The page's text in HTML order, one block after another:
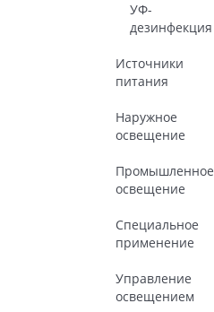
УФ-
дезинфекция
Источники
питания
Наружное
освещение
Промышленное
освещение
Специальное
применение
Управление
освещением